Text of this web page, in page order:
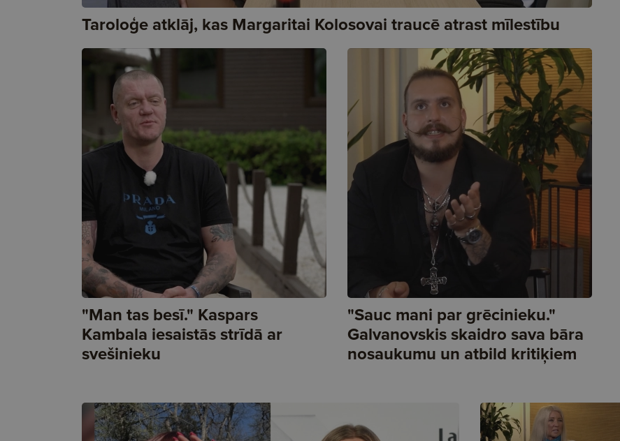
Taroloģe atklāj, kas Margaritai Kolosovai traucē atrast mīlestību
"Man tas besī." Kaspars
Kambala iesaistās strīdā ar
svešinieku
"Sauc mani par grēcinieku."
Galvanovskis skaidro sava bāra
nosaukumu un atbild kritiķiem